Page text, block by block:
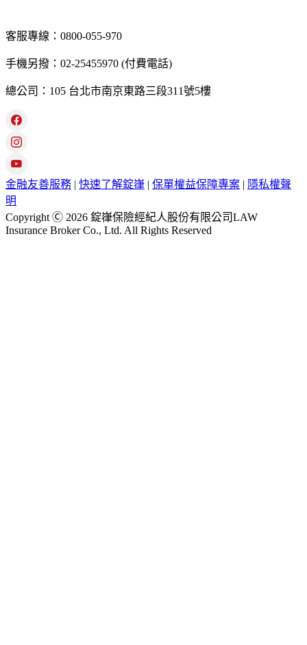
客服專線：0800-055-970
手機另撥：02-25455970 (付費電話)
總公司：105 台北市南京東路三段311號5樓
金融友善服務 | 快速了解錠嵂 | 保單權益保障專案 | 隱私權聲
明
Copyright Ⓒ 2026 錠嵂保險經紀人股份有限公司LAW
Insurance Broker Co., Ltd. All Rights Reserved